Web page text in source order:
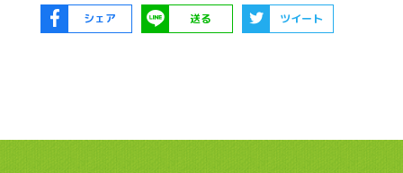
シェア 送る ツイート